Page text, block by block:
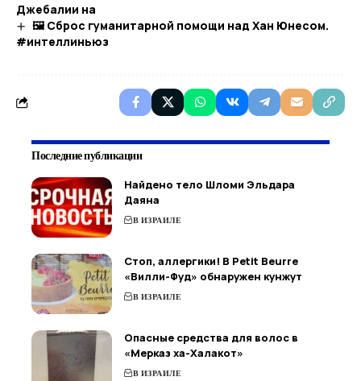
Джебалии на
🖼 Сброс гуманитарной помощи над Хан Юнесом.
#интеллиньюз​
Последние публикации
Найдено тело Шломи Эльдара
Даяна
В ИЗРАИЛЕ
Стоп, аллергики! В Petit Beurre
«Вилли-Фуд» обнаружен кунжут
В ИЗРАИЛЕ
Опасные средства для волос в
«Мерказ ха-Халакот»
В ИЗРАИЛЕ